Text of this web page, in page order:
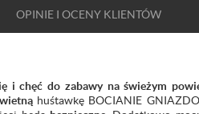
OPINIE I OCENY KLIENTÓW
i chęć do zabawy na świeżym
huśtawkę BOCIANIE